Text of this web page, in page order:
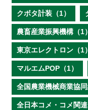
クボタ計装（1）
農畜産業振興機構（1）
東京エレクトロン（1）
マルエムPOP（1）
全国農業機械商業協同
全日本コメ・コメ関